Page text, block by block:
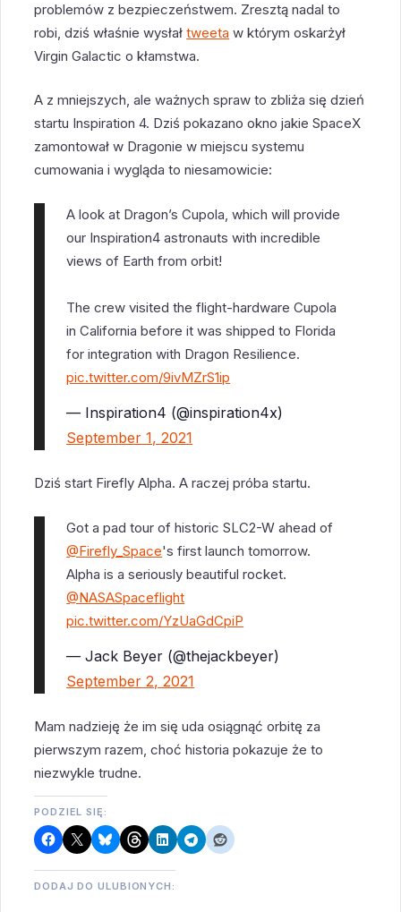
problemów z bezpieczeństwem. Zresztą nadal to
robi, dziś właśnie wysłałtweeta w którym oskarżył
Virgin Galactic o kłamstwa.
A z mniejszych, ale ważnych spraw to zbliża się dzień
startu Inspiration 4. Dziś pokazano okno jakie SpaceX
zamontował w Dragonie w miejscu systemu
cumowania i wygląda to niesamowicie:
A look at Dragon’s Cupola, which will provide
our Inspiration4 astronauts with incredible
views of Earth from orbit!
The crew visited the flight-hardware Cupola
in California before it was shipped to Florida
for integration with Dragon Resilience.
pic.twitter.com/9ivMZrS1ip
— Inspiration4 (@inspiration4x)
September 1, 2021
Dziś start Firefly Alpha. A raczej próba startu.
Got a pad tour of historic SLC2-W ahead of
@Firefly_Space's first launch tomorrow.
Alpha is a seriously beautiful rocket.
@NASASpaceflight
pic.twitter.com/YzUaGdCpiP
— Jack Beyer (@thejackbeyer)
September 2, 2021
Mam nadzieję że im się uda osiągnąć orbitę za
pierwszym razem, choć historia pokazuje że to
niezwykle trudne.
PODZIEL SIĘ:
DODAJ DO ULUBIONYCH: